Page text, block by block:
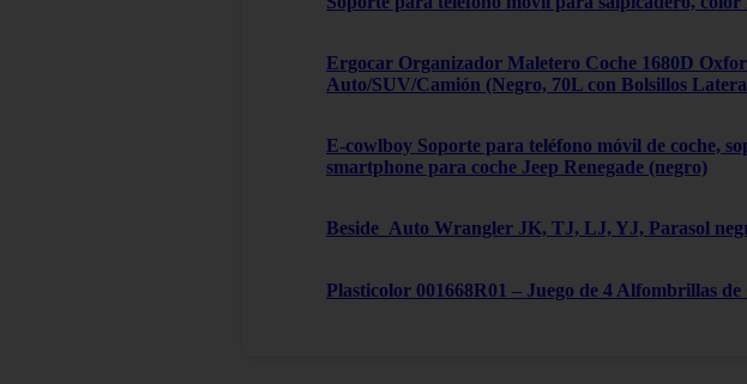
Ergocar Organizador Maletero Coche 1680D
Auto/SUV/Camión (Negro, 70L con Bolsillos
E-cowlboy Soporte para teléfono móvil de coche,
smartphone para coche Jeep Renegade (negro)
Beside_Auto Wrangler JK, TJ, LJ, YJ, Parasol
Plasticolor 001668R01 – Juego de 4 Alfombrillas